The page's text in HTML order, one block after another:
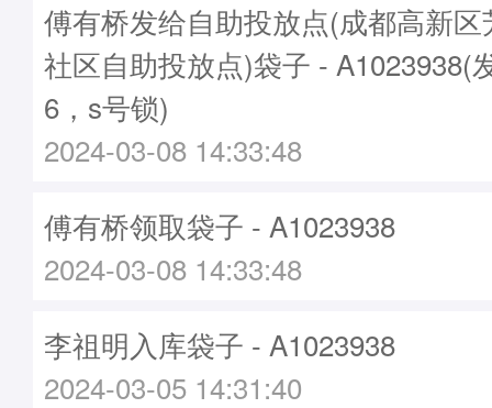
傅有桥发给自助投放点(成都高新
社区自助投放点)袋子 - A1023938(
6，s号锁)
2024-03-08 14:33:48
傅有桥领取袋子 - A1023938
2024-03-08 14:33:48
李祖明入库袋子 - A1023938
2024-03-05 14:31:40